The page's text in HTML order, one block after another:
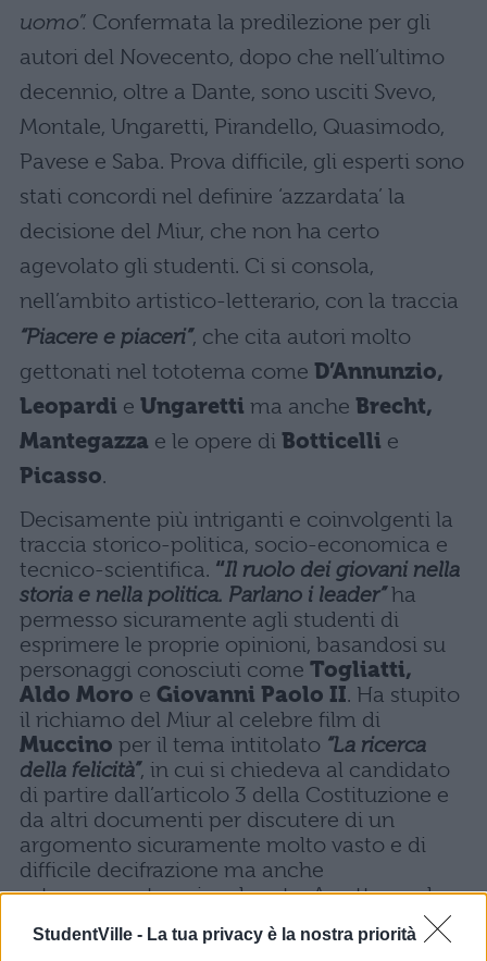
StudentVille - La tua privacy è la nostra priorità
uomo”. Confermata la predilezione per gli
autori del Novecento, dopo che nell’ultimo
decennio, oltre a Dante, sono usciti Svevo,
Montale, Ungaretti, Pirandello, Quasimodo,
Pavese e Saba. Prova difficile, gli esperti sono
stati concordi nel definire ‘azzardata’ la
decisione del Miur, che non ha certo
agevolato gli studenti. Ci si consola,
nell’ambito artistico-letterario, con la traccia
“Piacere e piaceri”, che cita autori molto
gettonati nel tototema come D’Annunzio,
Leopardi e Ungaretti ma anche Brecht,
Mantegazza e le opere di Botticelli e
Picasso.
Decisamente più intriganti e coinvolgenti la
traccia storico-politica, socio-economica e
tecnico-scientifica. “Il ruolo dei giovani nella
storia e nella politica. Parlano i leader”ha
permesso sicuramente agli studenti di
esprimere le proprie opinioni, basandosi su
personaggi conosciuti come Togliatti,
Aldo Moro e Giovanni Paolo II. Ha stupito
il richiamo del Miur al celebre film di
Muccino per il tema intitolato “La ricerca
della felicità”, in cui si chiedeva al candidato
di partire dall’articolo 3 della Costituzione e
da altri documenti per discutere di un
argomento sicuramente molto vasto e di
difficile decifrazione ma anche
estremamente coinvolgente. A catturare le
simpatie degli studenti è stata però la traccia
sugliUfo, intitolata“Siamo soli?”.Già nel